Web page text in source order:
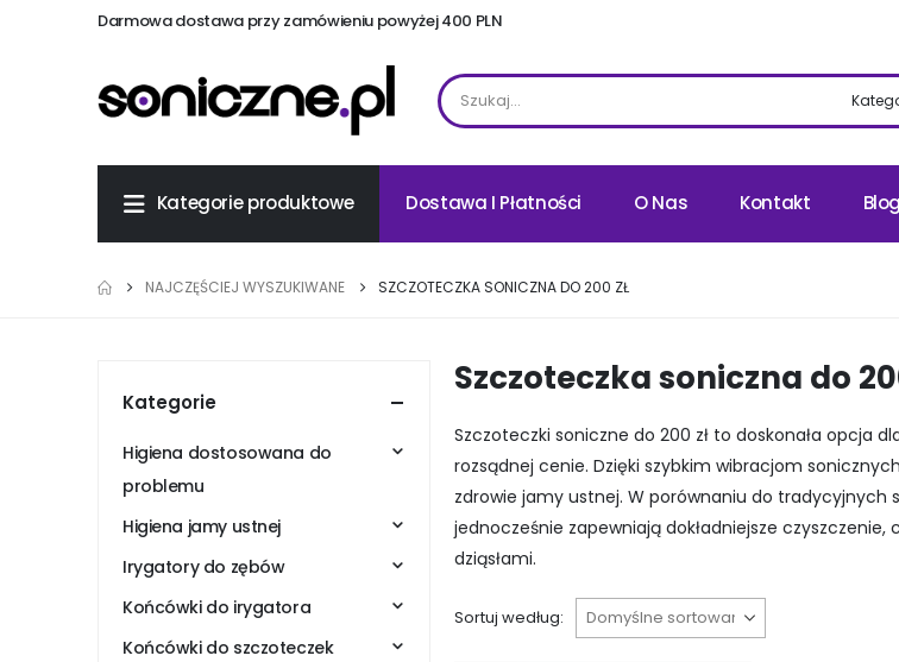
Darmowa dostawa przy zamówieniu powyżej 400 PLN
Kategorie produktowe Dostawa I Płatności O Nas Kontakt Blog
NAJCZĘŚCIEJ WYSZUKIWANE SZCZOTECZKA SONICZNA DO 200 ZŁ
Szczoteczka soniczna do
Szczoteczki soniczne do 200 zł to doskonała opcja
rozsądnej cenie. Dzięki szybkim wibracjom
zdrowie jamy ustnej. W porównaniu do tradycyjnych
jednocześnie zapewniają dokładniejsze
dziąsłami.
Sortuj według:
Kategorie
Higiena dostosowana do
problemu
Higiena jamy ustnej
Irygatory do zębów
Końcówki do irygatora
Końcówki do szczoteczek